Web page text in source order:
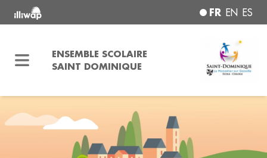
FR EN ES
ENSEMBLE SCOLAIRE
SAINT DOMINIQUE